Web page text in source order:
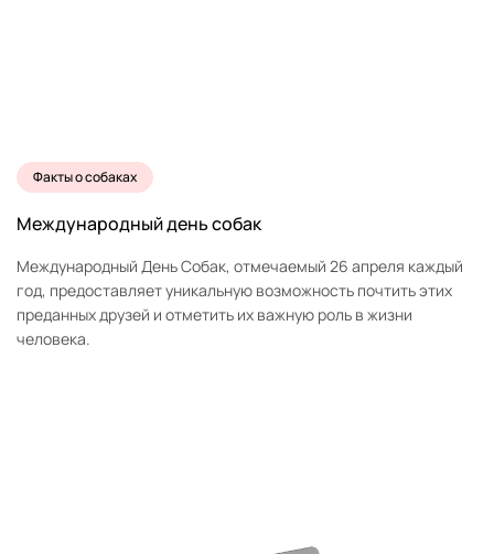
Факты о собаках
Международный день собак
Международный День Собак, отмечаемый 26 апреля каждый
год, предоставляет уникальную возможность почтить этих
преданных друзей и отметить их важную роль в жизни
человека.